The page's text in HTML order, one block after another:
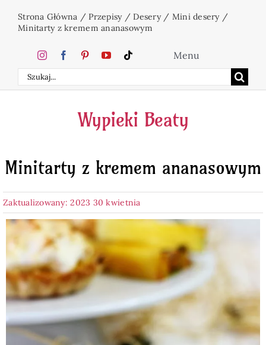
zawartości
Strona Główna /Przepisy/Desery/ Mini desery/
Minitarty z kremem ananasowym
Szukaj
Menu
Home
Ciasta
Desery
Napoje
Pieczywo
Wypieki Beaty
Minitarty z kremem ananasowym
Zaktualizowany: 2023 30 kwietnia